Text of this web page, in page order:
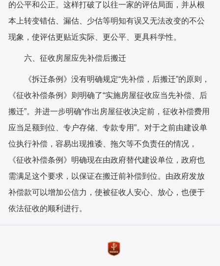
的公平和公正。这样打破了以往一家的评估局面，并从根
本上转变错估、漏估、少估等明知有误又无法改变的不公
现象，使评估更贴近实际、更公平、更具科学性。
六、征收房屋应先补偿后搬迁
《拆迁条例》没有明确规定“先补偿，后搬迁”的原则，
《征收补偿条例》则明确了“实施房屋征收应当先补偿、后
搬迁”。并进一步明确“作出房屋征收决定前，征收补偿费用
应当足额到位、专户存储、专款专用”。对于之前由建设单
位执行补偿，容易出现推诿、拖欠等不负责任的情况，
《征收补偿条例》明确现在由政府替代建设单位，政府也
需满足这个要求，以保证在搬迁前补偿到位。由政府发放
补偿款可以增加公信力，使被征收人安心、放心，也便于
依法征收的顺利进行。